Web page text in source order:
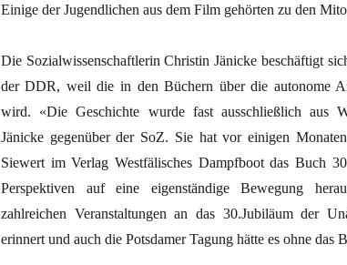
Einige der Jugendlichen aus dem Film gehörten zu den
Die Sozialwissenschaftlerin Christin Jänicke beschäftigt
der DDR, weil die in den Büchern über die autonome
wird. «Die Geschichte wurde fast ausschließlich aus
Jänicke gegenüber der SoZ. Sie hat vor einigen
Siewert im Verlag Westfälisches Dampfboot das Buch
Perspektiven auf eine eigenständige Bewegung
zahlreichen Veranstaltungen an das 30.Jubiläum der
erinnert und auch die Potsdamer Tagung hätte es ohne das